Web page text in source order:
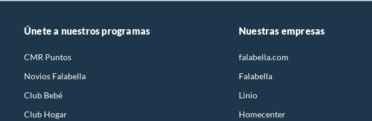
Únete a nuestros programas
CMR Puntos
Novios Falabella
Club Bebé
Club Hogar
Nuestras empresas
falabella.com
Falabella
Linio
Homecenter